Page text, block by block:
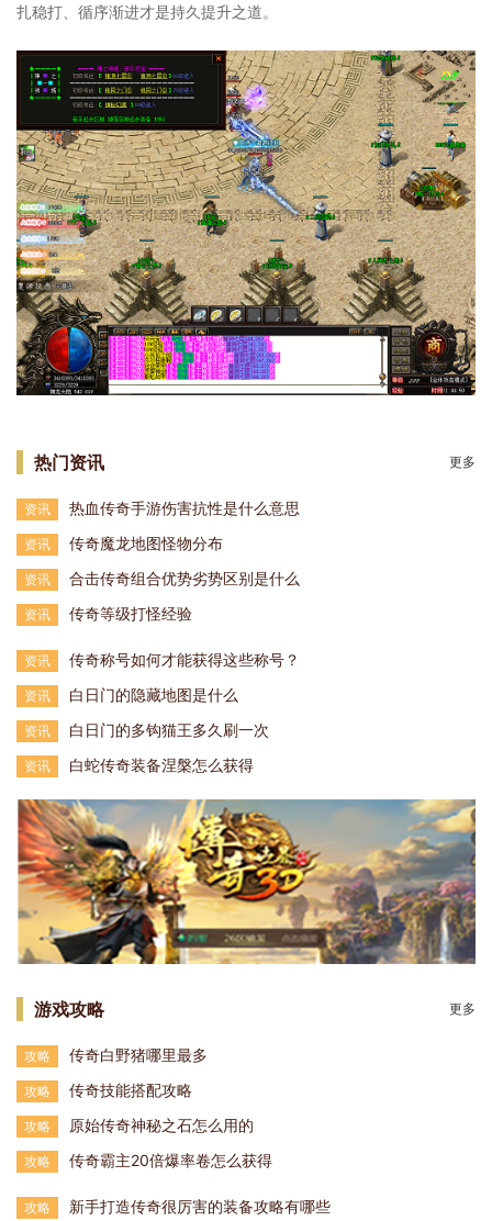
扎稳打、循序渐进才是持久提升之道。
热门资讯 更多
资讯 热血传奇手游伤害抗性是什么意思
资讯 传奇魔龙地图怪物分布
资讯 合击传奇组合优势劣势区别是什么
资讯 传奇等级打怪经验
资讯 传奇称号如何才能获得这些称号？
资讯 白日门的隐藏地图是什么
资讯 白日门的多钩猫王多久刷一次
资讯 白蛇传奇装备涅槃怎么获得
游戏攻略 更多
攻略 传奇白野猪哪里最多
攻略 传奇技能搭配攻略
攻略 原始传奇神秘之石怎么用的
攻略 传奇霸主20倍爆率卷怎么获得
攻略 新手打造传奇很厉害的装备攻略有哪些